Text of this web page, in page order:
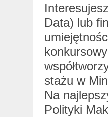
Data) lub
stażu w
Na
Polityki